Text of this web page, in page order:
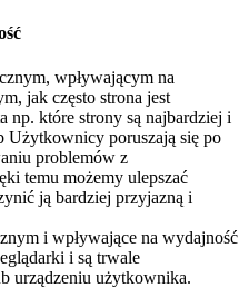
wpływającym na
jak często strona jest
np. które strony są najbardziej i
Użytkownicy poruszają się po
problemów z
temu możemy ulepszać
ją bardziej przyjazną i
i wpływające na wydajność
i są trwale
urządzeniu użytkownika.